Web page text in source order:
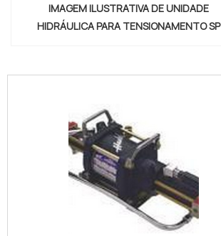
IMAGEM ILUSTRATIVA DE UNIDADE
HIDRÁULICA PARA TENSIONAMENTO SP